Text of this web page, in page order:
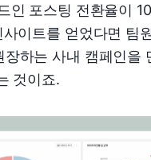
인 포스팅 전환율이
사이트를 얻었다면 팀
장하는 사내 캠페인을
것이죠.